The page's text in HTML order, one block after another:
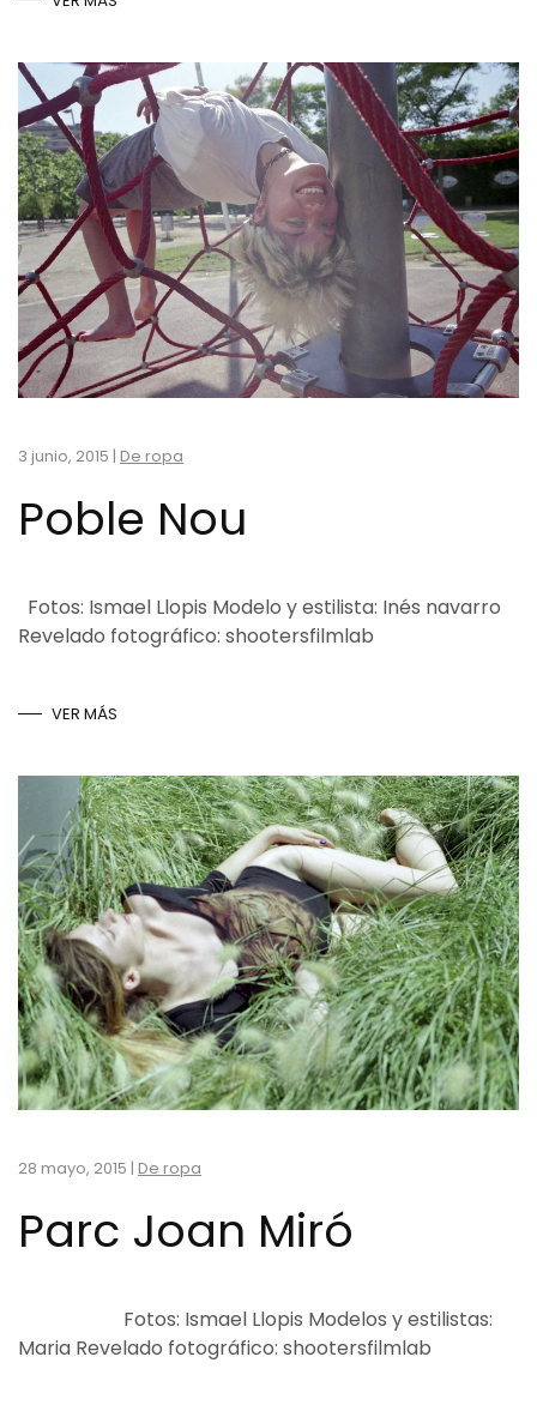
3 junio, 2015 | De ropa
Poble Nou
Fotos: Ismael Llopis Modelo y estilista: Inés navarro
Revelado fotográfico: shootersfilmlab
VER MÁS
28 mayo, 2015 | De ropa
Parc Joan Miró
Fotos: Ismael Llopis Modelos y estilistas:
Maria Revelado fotográfico: shootersfilmlab